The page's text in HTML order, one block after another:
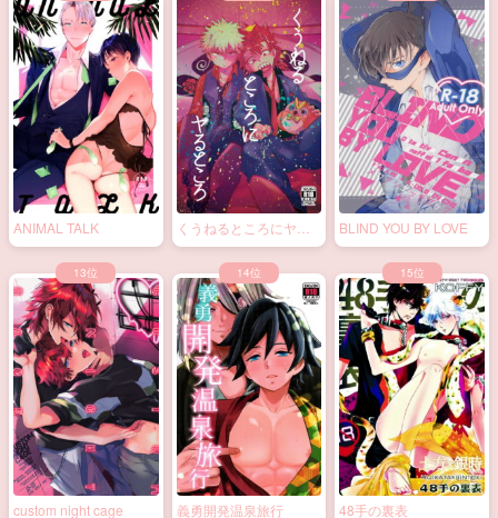
ルーキーダイバー身体
検査
あんたの恋人 穴ニューワールド
ANIMAL TALK
くうねるところにヤる
ところ
BLIND YOU BY LOVE